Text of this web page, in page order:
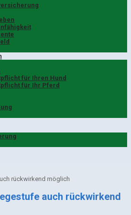
für Ihren Hund
für Ihr Pferd
rückwirkend möglich
auch rückwirkend